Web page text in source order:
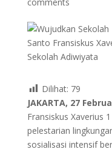
Dilihat: 79
JAKARTA, 27
Fransiskus Xaverius
pelestarian
sosialisasi intensif